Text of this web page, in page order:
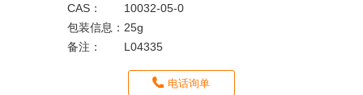
CAS：
10032-05-0
包装信息： 25g
备注：
L04335
电话询单